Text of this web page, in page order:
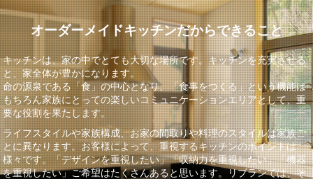
オーダーメイドキッチンだからできること
キッチンは、家の中でとても大切な場所です。キッチンを充実させる
と、家全体が豊かになります。
命の源泉である「食」の中心となり、「食事をつくる」という機能は
もちろん家族にとっての楽しいコミュニケーションエリアとして、重
要な役割を果たします。
ライフスタイルや家族構成、お家の間取りや料理のスタイルは家族ご
とに異なります。お客様によって、重視するキッチンのポイントは
様々です。「デザインを重視したい」「収納力を重視したい」「機器
を重視したい」ご希望はたくさんあると思います。リブランでは、そ